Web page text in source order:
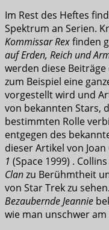
Im Rest des Heftes
Spektrum an Serien.
Kommissar Rexfinden
auf Erden, Reich und
werden diese
zum Beispiel eine
vorgestellt wird und
von bekannten Stars,
bestimmten Rolle
entgegen des
dieser Artikel von
1 (Space 1999) .
Clanzu Berühmtheit
von Star Trek zu
Bezaubernde Jeannie
wie man unschwer